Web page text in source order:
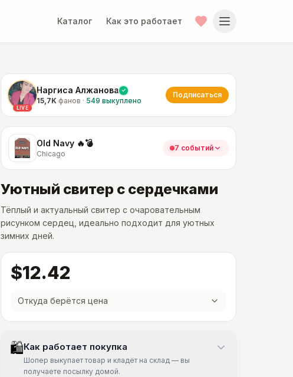
Каталог Как это работает
LIVE
Наргиса Алжанова
15,7K фанов · 549 выкуплено
Подписаться
Old Navy 🔥💣
Chicago
7 событий
Уютный свитер с сердечками
Тёплый и актуальный свитер с очаровательным
рисунком сердец, идеально подходит для уютных
зимних дней.
$12.42
Откуда берётся цена
🛍Как работает покупка
Шопер выкупает товар и кладёт на склад — вы
получаете посылку домой.